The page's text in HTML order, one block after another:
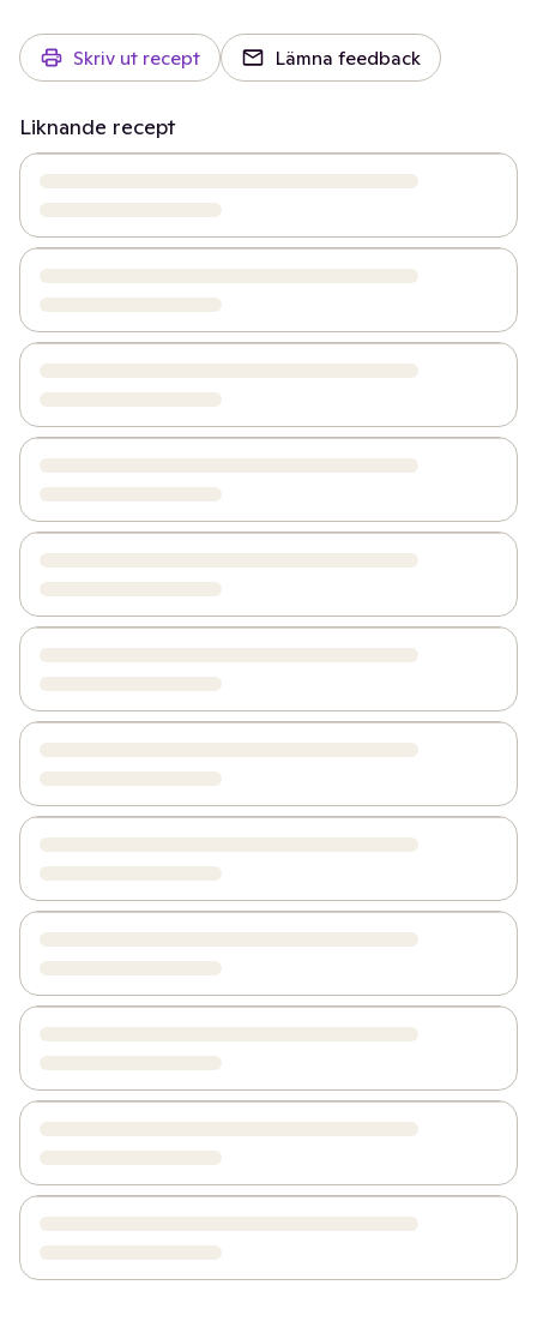
Skriv ut recept Lämna feedback
Liknande recept